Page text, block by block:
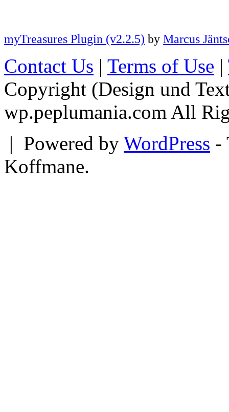
myTreasures Plugin (v2.2.5) by Marcus
Contact Us | Terms of Use |
Copyright (Design und
wp.peplumania.com All
| Powered by WordPress -
Koffmane.